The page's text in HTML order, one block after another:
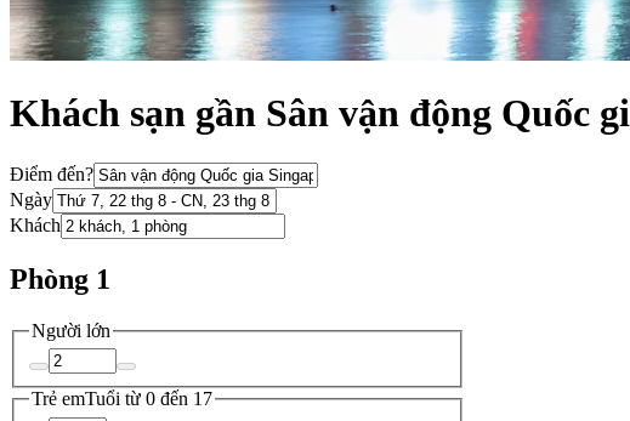
Khách sạn gần Sân vận động Quốc
Điểm đến?
Ngày
Khách
Phòng 1
Người lớn
Trẻ emTuổi từ 0 đến 17